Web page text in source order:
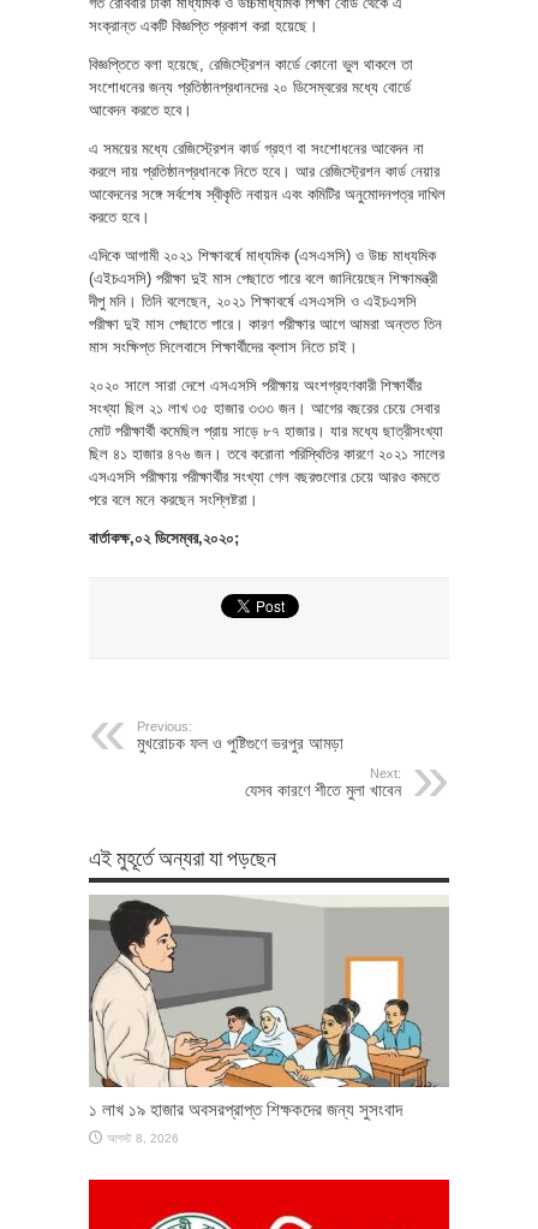
সংক্রান্ত একটি বিজ্ঞপ্তি প্রকাশ করা হয়েছে।
বিজ্ঞপ্তিতে বলা হয়েছে, রেজিস্ট্রেশন কার্ডে কোনো ভুল থাকলে তা
সংশোধনের জন্য প্রতিষ্ঠানপ্রধানদের ২০ ডিসেম্বরের মধ্যে বোর্ডে
আবেদন করতে হবে।
এ সময়ের মধ্যে রেজিস্ট্রেশন কার্ড গ্রহণ বা সংশোধনের আবেদন না
করলে দায় প্রতিষ্ঠানপ্রধানকে নিতে হবে। আর রেজিস্ট্রেশন কার্ড নেয়ার
আবেদনের সঙ্গে সর্বশেষ স্বীকৃতি নবায়ন এবং কমিটির অনুমোদনপত্র দাখিল
করতে হবে।
এদিকে আগামী ২০২১ শিক্ষাবর্ষে মাধ্যমিক (এসএসসি) ও উচ্চ মাধ্যমিক
(এইচএসসি) পরীক্ষা দুই মাস পেছাতে পারে বলে জানিয়েছেন শিক্ষামন্ত্রী
দীপু মনি। তিনি বলেছেন, ২০২১ শিক্ষাবর্ষে এসএসসি ও এইচএসসি
পরীক্ষা দুই মাস পেছাতে পারে। কারণ পরীক্ষার আগে আমরা অন্তত তিন
মাস সংক্ষিপ্ত সিলেবাসে শিক্ষার্থীদের ক্লাস নিতে চাই।
২০২০ সালে সারা দেশে এসএসসি পরীক্ষায় অংশগ্রহণকারী শিক্ষার্থীর
সংখ্যা ছিল ২১ লাখ ৩৫ হাজার ৩৩৩ জন। আগের বছরের চেয়ে সেবার
মোট পরীক্ষার্থী কমেছিল প্রায় সাড়ে ৮৭ হাজার। যার মধ্যে ছাত্রীসংখ্যা
ছিল ৪১ হাজার ৪৭৬ জন। তবে করোনা পরিস্থিতির কারণে ২০২১ সালের
এসএসসি পরীক্ষায় পরীক্ষার্থীর সংখ্যা গেল বছরগুলোর চেয়ে আরও কমতে
পরে বলে মনে করছেন সংশ্লিষ্টরা।
বার্তাকক্ষ,০২ ডিসেম্বর,২০২০;
Previous:
মুখরোচক ফল ও পুষ্টিগুণে ভরপুর আমড়া
Next:
যেসব কারণে শীতে মুলা খাবেন
এই মুহূর্তে অন্যরা যা পড়ছেন
১ লাখ ১৯ হাজার অবসরপ্রাপ্ত শিক্ষকদের জন্য সুসংবাদ
আগস্ট 8, 2026